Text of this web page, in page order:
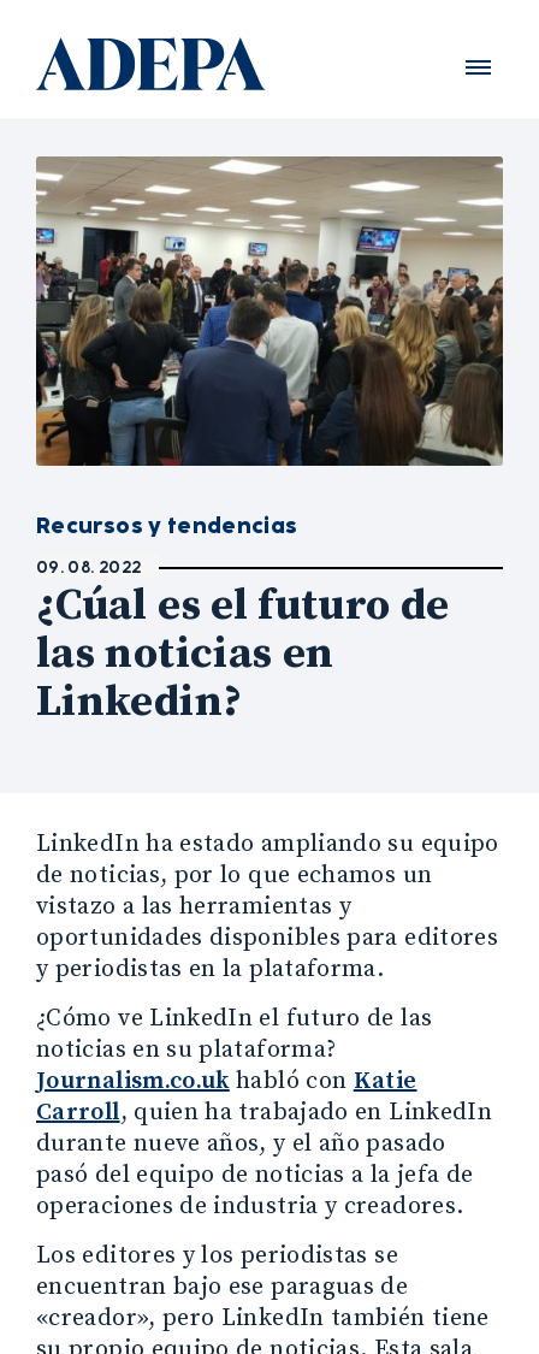
Recursos y tendencias
09. 08. 2022
¿Cúal es el futuro de
las noticias en
Linkedin?
LinkedIn ha estado ampliando su equipo
de noticias, por lo que echamos un
vistazo a las herramientas y
oportunidades disponibles para editores
y periodistas en la plataforma.
¿Cómo ve LinkedIn el futuro de las
noticias en su plataforma?
Journalism.co.ukhabló conKatie
Carroll, quien ha trabajado en LinkedIn
durante nueve años, y el año pasado
pasó del equipo de noticias a la jefa de
operaciones de industria y creadores.
Los editores y los periodistas se
encuentran bajo ese paraguas de
«creador», pero LinkedIn también tiene